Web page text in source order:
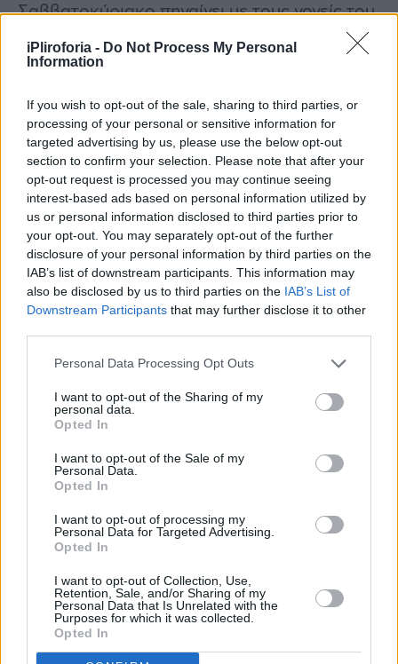
iPliroforia - Do Not Process My Personal
Information
If you wish to opt-out of the sale, sharing to third parties, or
processing of your personal or sensitive information for
targeted advertising by us, please use the below opt-out
section to confirm your selection. Please note that after your
opt-out request is processed you may continue seeing
interest-based ads based on personal information utilized by
us or personal information disclosed to third parties prior to
your opt-out. You may separately opt-out of the further
disclosure of your personal information by third parties on the
IAB’s list of downstream participants. This information may
also be disclosed by us to third parties on the IAB’s List of
Downstream Participants that may further disclose it to other
Personal Data Processing Opt Outs
I want to opt-out of the Sharing of my
personal data.
Opted In
I want to opt-out of the Sale of my
Personal Data.
Opted In
I want to opt-out of processing my
Personal Data for Targeted Advertising.
Opted In
I want to opt-out of Collection, Use,
Retention, Sale, and/or Sharing of my
Personal Data that Is Unrelated with the
Purposes for which it was collected.
Opted In
Σαββατοκύριακο πηγαίνει με τους γονείς του
στη Θεσσαλονίκη, προκειμένου να
παρακολουθεί ειδικά μαθήματα για